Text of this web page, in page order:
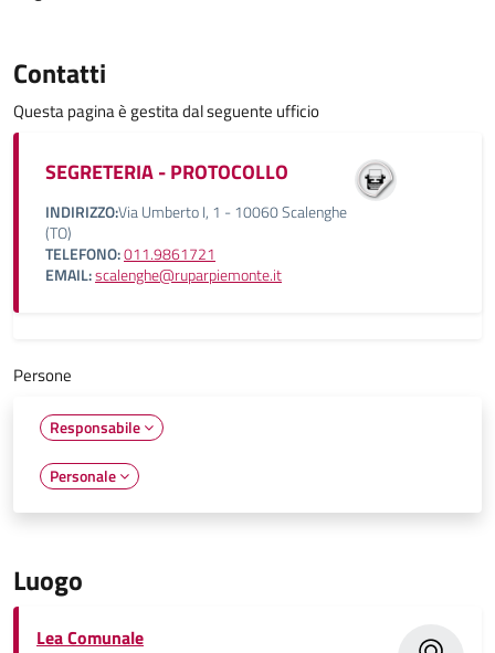
Contatti
Questa pagina è gestita dal seguente ufficio
SEGRETERIA - PROTOCOLLO
INDIRIZZO:Via Umberto I, 1 - 10060 Scalenghe
(TO)
TELEFONO:011.9861721
EMAIL:scalenghe@ruparpiemonte.it
Persone
Responsabile
Personale
Luogo
Lea Comunale